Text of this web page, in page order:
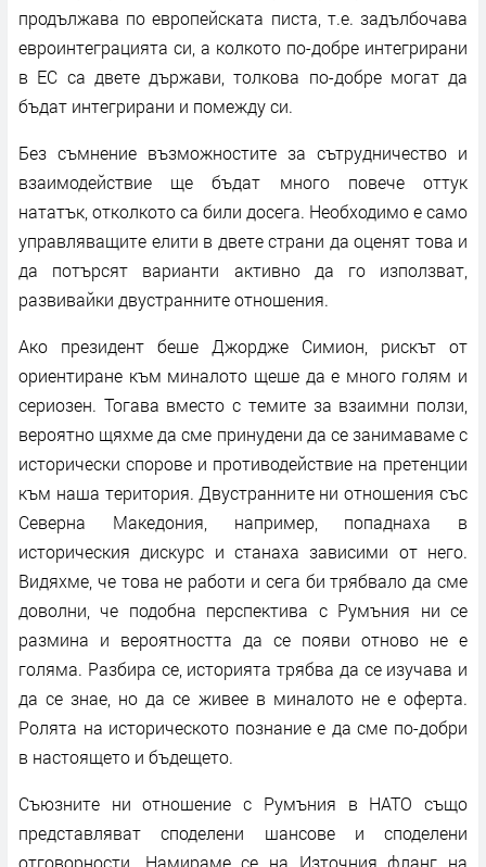
продължава по европейската писта, т.е. задълбочава
евроинтеграцията си, а колкото по-добре интегрирани
в ЕС са двете държави, толкова по-добре могат да
бъдат интегрирани и помежду си.
Без съмнение възможностите за сътрудничество и
взаимодействие ще бъдат много повече оттук
нататък, отколкото са били досега. Необходимо е само
управляващите елити в двете страни да оценят това и
да потърсят варианти активно да го използват,
развивайки двустранните отношения.
Ако президент беше Джордже Симион, рискът от
ориентиране към миналото щеше да е много голям и
сериозен. Тогава вместо с темите за взаимни ползи,
вероятно щяхме да сме принудени да се занимаваме с
исторически спорове и противодействие на претенции
към наша територия. Двустранните ни отношения със
Северна Македония, например, попаднаха в
историческия дискурс и станаха зависими от него.
Видяхме, че това не работи и сега би трябвало да сме
доволни, че подобна перспектива с Румъния ни се
размина и вероятността да се появи отново не е
голяма. Разбира се, историята трябва да се изучава и
да се знае, но да се живее в миналото не е оферта.
Ролята на историческото познание е да сме по-добри
в настоящето и бъдещето.
Съюзните ни отношение с Румъния в НАТО също
представляват споделени шансове и споделени
отговорности. Намираме се на Източния фланг на